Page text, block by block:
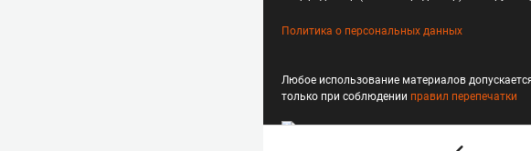
Политика о персональных данных
Любое использование материалов
только при соблюдении правил перепечатки